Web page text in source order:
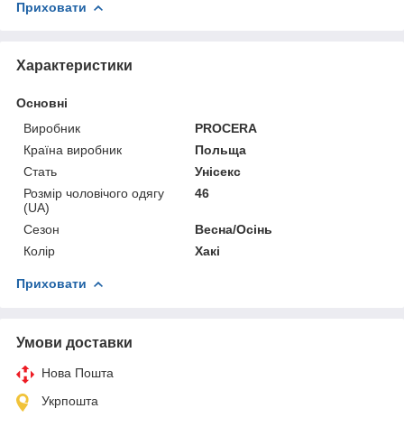
Приховати
Характеристики
Основні
Виробник
PROCERA
Країна виробник
Польща
Стать
Унісекс
Розмір чоловічого одягу
(UA)
46
Сезон
Весна/Осінь
Колір
Хакі
Приховати
Умови доставки
Нова Пошта
Укрпошта